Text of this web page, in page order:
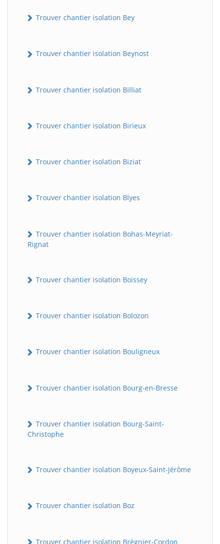
Trouver chantier isolation Bey
Trouver chantier isolation Beynost
Trouver chantier isolation Billiat
Trouver chantier isolation Birieux
Trouver chantier isolation Biziat
Trouver chantier isolation Blyes
Trouver chantier isolation Bohas-Meyriat-
Rignat
Trouver chantier isolation Boissey
Trouver chantier isolation Bolozon
Trouver chantier isolation Bouligneux
Trouver chantier isolation Bourg-en-Bresse
Trouver chantier isolation Bourg-Saint-
Christophe
Trouver chantier isolation Boyeux-Saint-Jérôme
Trouver chantier isolation Boz
Trouver chantier isolation Brégnier-Cordon